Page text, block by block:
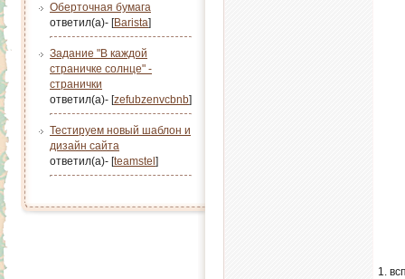
Оберточная бумага
ответил(а)- [Barista]
Задание "В каждой
страничке солнце" -
странички
ответил(а)- [zefubzenvcbnb]
Тестируем новый шаблон и
дизайн сайта
ответил(а)- [teamstel ]
1.